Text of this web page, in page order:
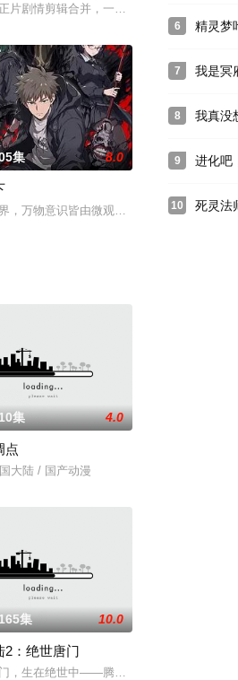
部作品所
人、幽两界势力荼毒人间，捕蛇者许应因看
片剧情剪辑合并，一口气追番更过瘾！ 更新
实，联手打造国风武侠与星际科幻对撞的高
集 8.0
，万物意识皆由微观粒⼦构成，而岚海少年
是炼气期
剑武魂修炼成雏形，未婚妻姬漫夭就趁机夺
集 4.0
点
大陆 / 国产动漫
突破。为
集 10.0
2：绝世唐门
，生在绝世中——腾讯视频《斗罗大陆绝世
6 精灵梦
7 我是冥
8 我真没
9 进化吧
10 死灵法